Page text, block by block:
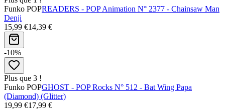
Funko POPREADERS - POP Animation N° 2377 - Chainsaw Man
Denji
15,99 €14,39 €
-10%
Plus que 3 !
Funko POPGHOST - POP Rocks N° 512 - Bat Wing Papa
(Diamond) (Glitter)
19,99 €17,99 €